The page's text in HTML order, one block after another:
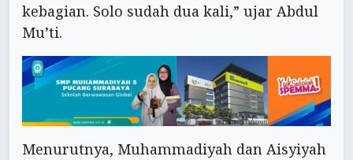
kebagian. Solo sudah dua kali,” ujar Abdul
Mu’ti.
Menurutnya, Muhammadiyah dan Aisyiyah